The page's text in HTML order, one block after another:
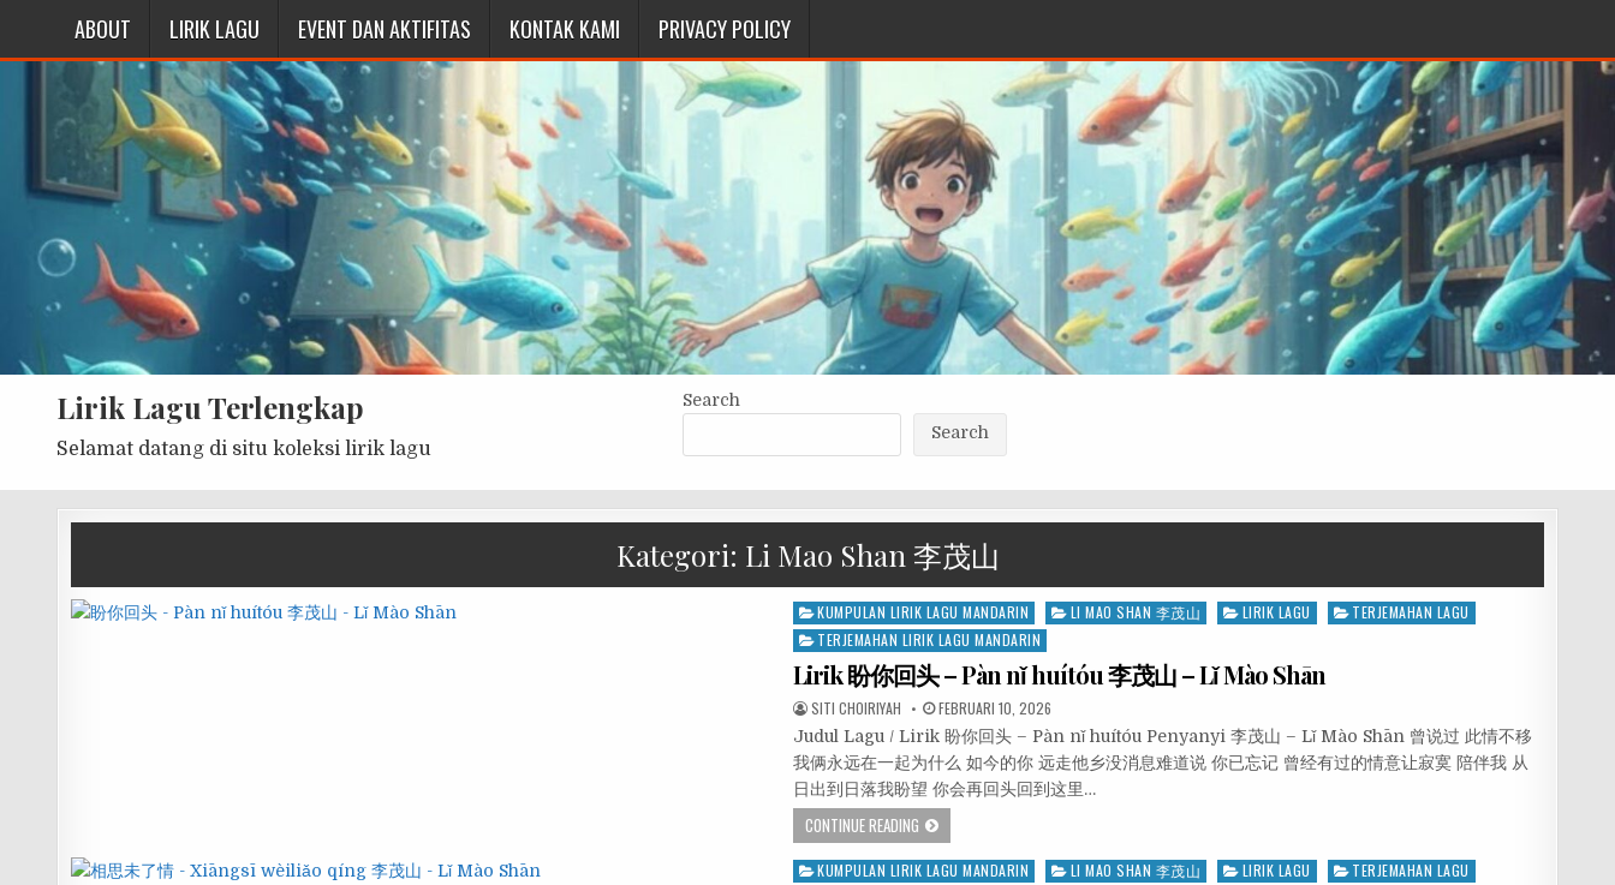
ABOUT LIRIK LAGU EVENT DAN AKTIFITAS KONTAK KAMI PRIVACY POLICY
Lirik Lagu Terlengkap
Selamat datang di situ koleksi lirik lagu
Search
Search
Kategori: Li Mao Shan 李茂山
Posted
in
KUMPULAN LIRIK LAGU MANDARIN LI MAO SHAN 李茂山 LIRIK LAGU
TERJEMAHAN LAGU
TERJEMAHAN LIRIK LAGU MANDARIN
Lirik 盼你回头 – Pàn nǐ huítóu 李茂山 – Lǐ Mào Shān
SITI CHOIRIYAH FEBRUARI 10, 2026
Judul Lagu / Lirik 盼你回头 – Pàn nǐ huítóu Penyanyi 李茂山 – Lǐ Mào Shān 曾说过 此情不移
我俩永远在一起为什么 如今的你 远走他乡没消息难道说 你已忘记 曾经有过的情意让寂寞 陪伴我 从
日出到日落我盼望 你会再回头回到这里…
CONTINUE READING
Posted
KUMPULAN LIRIK LAGU MANDARIN LI MAO SHAN 李茂山 LIRIK LAGU
TERJEMAHAN LAGU